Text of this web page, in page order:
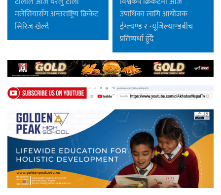
मलेसियासँग अन्तराष्ट्रिय क्रिकेट
सिरिज खेल्दै
उपाधिका लागि आयोजक
ईग्ल्यण्ड र न्यूजिल्याण्डबीच
प्रतिष्पर्धा हुँदै